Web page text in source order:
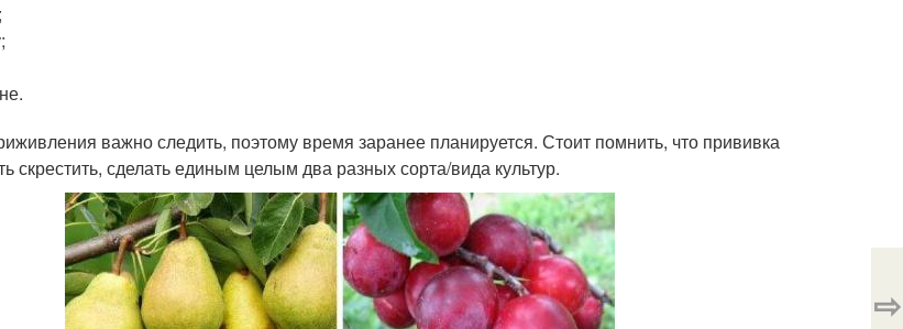
важно следить, поэтому время заранее планируется. Стоит помнить, что прививка
скрестить, сделать единым целым два разных сорта/вида культур.
⇨